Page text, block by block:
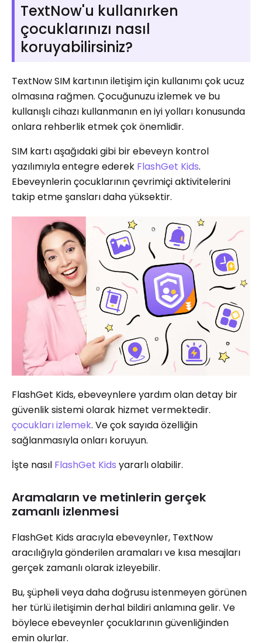
TextNow'u kullanırken
çocuklarınızı nasıl
koruyabilirsiniz?
TextNow SIM kartının iletişim için kullanımı çok ucuz
olmasına rağmen. Çocuğunuzu izlemek ve bu
kullanışlı cihazı kullanmanın en iyi yolları konusunda
onlara rehberlik etmek çok önemlidir.
SIM kartı aşağıdaki gibi bir ebeveyn kontrol
yazılımıyla entegre ederek FlashGet Kids.
Ebeveynlerin çocuklarının çevrimiçi aktivitelerini
takip etme şansları daha yüksektir.
FlashGet Kids, ebeveynlere yardım olan detay bir
güvenlik sistemi olarak hizmet vermektedir.
çocukları izlemek. Ve çok sayıda özelliğin
sağlanmasıyla onları koruyun.
İşte nasıl FlashGet Kids yararlı olabilir.
Aramaların ve metinlerin gerçek
zamanlı izlenmesi
FlashGet Kids aracıyla ebeveynler, TextNow
aracılığıyla gönderilen aramaları ve kısa mesajları
gerçek zamanlı olarak izleyebilir.
Bu, şüpheli veya daha doğrusu istenmeyen görünen
her türlü iletişimin derhal bildiri anlamına gelir. Ve
böylece ebeveynler çocuklarının güvenliğinden
emin olurlar.